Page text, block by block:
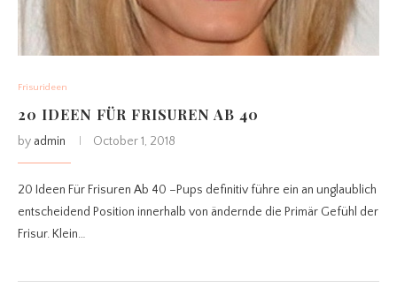
Frisurideen
20 IDEEN FÜR FRISUREN AB 40
by admin October 1, 2018
20 Ideen Für Frisuren Ab 40 –Pups definitiv führe ein an unglaublich
entscheidend Position innerhalb von ändernde die Primär Gefühl der
Frisur. Klein…